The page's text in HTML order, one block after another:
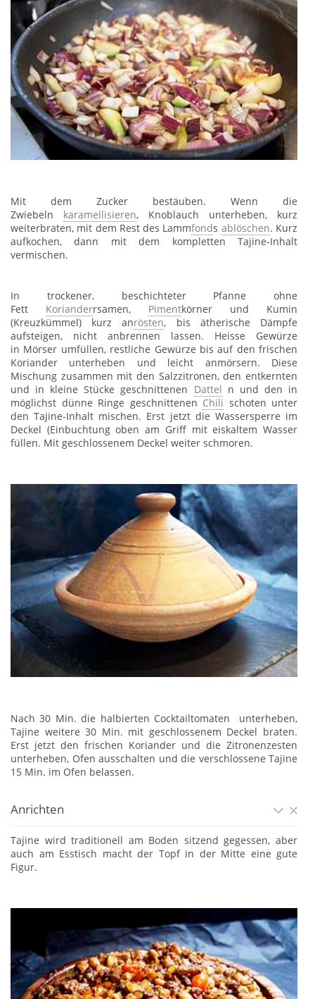
Mit dem Zucker bestäuben. Wenn die
Zwiebeln karamellisieren, Knoblauch unterheben, kurz
weiterbraten, mit dem Rest des Lammfonds ablöschen. Kurz
aufkochen, dann mit dem kompletten Tajine-Inhalt
vermischen.
In trockener, beschichteter Pfanne ohne
Fett Korianderrsamen, Pimentkörner und Kumin
(Kreuzkümmel) kurz anrösten, bis ätherische Dämpfe
aufsteigen, nicht anbrennen lassen. Heisse Gewürze
in Mörser umfüllen, restliche Gewürze bis auf den frischen
Koriander unterheben und leicht anmörsern. Diese
Mischung zusammen mit den Salzzitronen, den entkernten
und in kleine Stücke geschnittenen Dattel n und den in
möglichst dünne Ringe geschnittenen Chili schoten unter
den Tajine-Inhalt mischen. Erst jetzt die Wassersperre im
Deckel (Einbuchtung oben am Griff mit eiskaltem Wasser
füllen. Mit geschlossenem Deckel weiter schmoren.
Nach 30 Min. die halbierten Cocktailtomaten unterheben,
Tajine weitere 30 Min. mit geschlossenem Deckel braten.
Erst jetzt den frischen Koriander und die Zitronenzesten
unterheben, Ofen ausschalten und die verschlossene Tajine
15 Min. im Ofen belassen.
Anrichten
Tajine wird traditionell am Boden sitzend gegessen, aber
auch am Esstisch macht der Topf in der Mitte eine gute
Figur.